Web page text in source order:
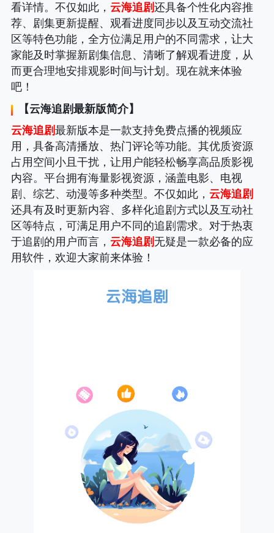
看详情。不仅如此， 云海追剧还具备个性化内容推
荐、剧集更新提醒、观看进度同步以及互动交流社
区等特色功能，全方位满足用户的不同需求，让大
家能及时掌握新剧集信息、清晰了解观看进度，从
而更合理地安排观影时间与计划。现在就来体验
吧！
【云海追剧最新版简介】
云海追剧最新版本是一款支持免费点播的视频应
用，具备高清播放、热门评论等功能。其优质资源
占用空间小且干扰，让用户能轻松畅享高品质影视
内容。平台拥有海量影视资源，涵盖电影、电视
剧、综艺、动漫等多种类型。不仅如此， 云海追剧
还具有及时更新内容、多样化追剧方式以及互动社
区等特点，可满足用户不同的追剧需求。对于热衷
于追剧的用户而言， 云海追剧 无疑是一款必备的应
用软件，欢迎大家前来体验！